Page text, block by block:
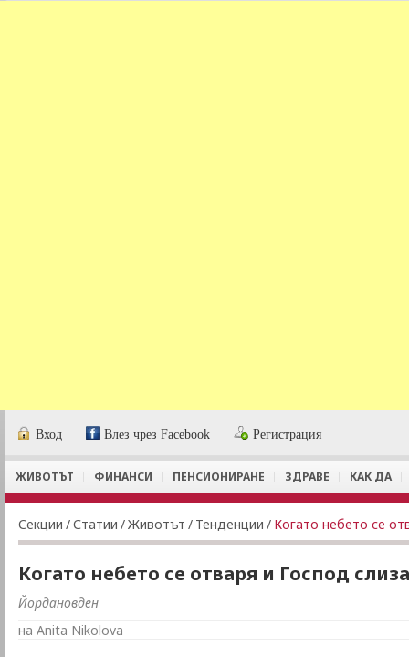
Вход Влез чрез Facebook Регистрация
ЖИВОТЪТ ФИНАНСИ ПЕНСИОНИРАНЕ ЗДРАВЕ КАК ДА
Секции /Статии /Животът / Тенденции / Когато небето се
Когато небето се отваря и Господ слиза
Йордановден
на Anita Nikolova